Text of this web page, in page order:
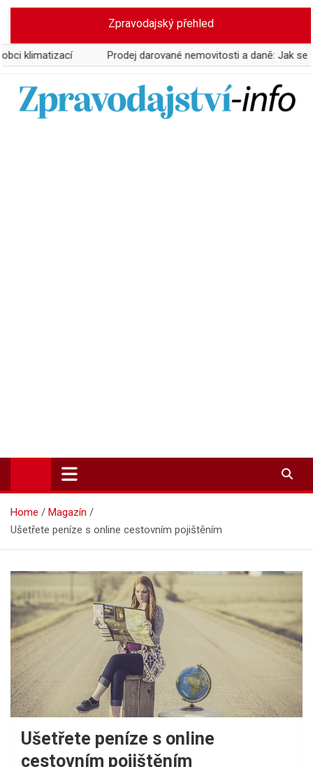
Skip
content
Zpravodajský přehled
Prodej darované nemovitosti a daně: Jak se vyhnout
Zpravodajství-info.cz
Aktuality a informace on-line
Home
Magazín
Ušetřete peníze s online cestovním pojištěním
Ušetřete peníze s online
cestovním pojištěním